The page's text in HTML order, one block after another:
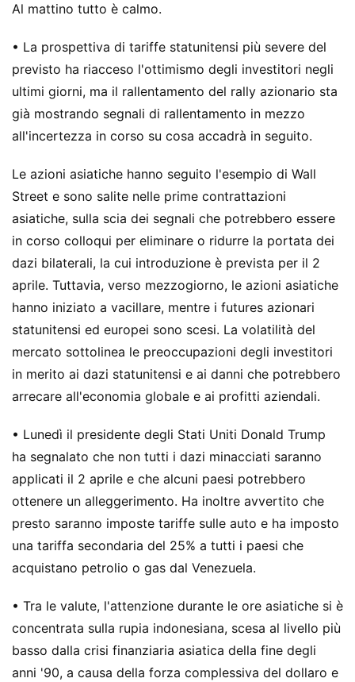
Al mattino tutto è calmo.
• La prospettiva di tariffe statunitensi più severe del
previsto ha riacceso l'ottimismo degli investitori negli
ultimi giorni, ma il rallentamento del rally azionario sta
già mostrando segnali di rallentamento in mezzo
all'incertezza in corso su cosa accadrà in seguito.
Le azioni asiatiche hanno seguito l'esempio di Wall
Street e sono salite nelle prime contrattazioni
asiatiche, sulla scia dei segnali che potrebbero essere
in corso colloqui per eliminare o ridurre la portata dei
dazi bilaterali, la cui introduzione è prevista per il 2
aprile. Tuttavia, verso mezzogiorno, le azioni asiatiche
hanno iniziato a vacillare, mentre i futures azionari
statunitensi ed europei sono scesi. La volatilità del
mercato sottolinea le preoccupazioni degli investitori
in merito ai dazi statunitensi e ai danni che potrebbero
arrecare all'economia globale e ai profitti aziendali.
• Lunedì il presidente degli Stati Uniti Donald Trump
ha segnalato che non tutti i dazi minacciati saranno
applicati il ​​2 aprile e che alcuni paesi potrebbero
ottenere un alleggerimento. Ha inoltre avvertito che
presto saranno imposte tariffe sulle auto e ha imposto
una tariffa secondaria del 25% a tutti i paesi che
acquistano petrolio o gas dal Venezuela.
• Tra le valute, l'attenzione durante le ore asiatiche si è
concentrata sulla rupia indonesiana, scesa al livello più
basso dalla crisi finanziaria asiatica della fine degli
anni '90, a causa della forza complessiva del dollaro e